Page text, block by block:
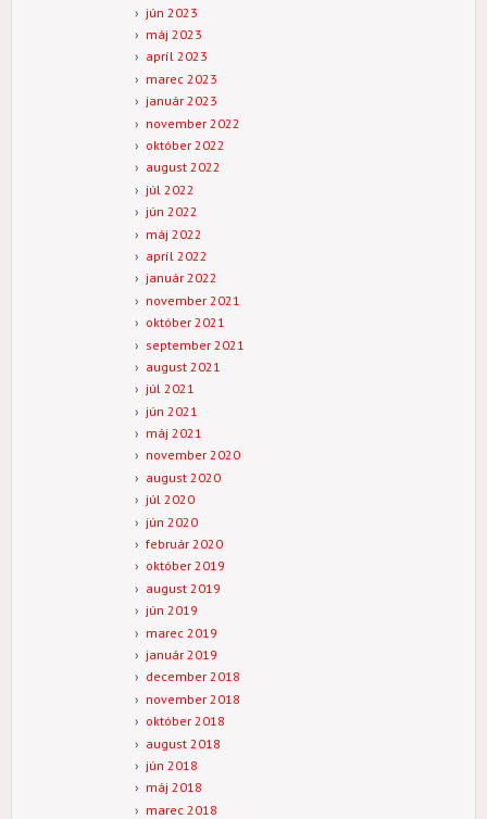
jún 2023
máj 2023
apríl 2023
marec 2023
január 2023
november 2022
október 2022
august 2022
júl 2022
jún 2022
máj 2022
apríl 2022
január 2022
november 2021
október 2021
september 2021
august 2021
júl 2021
jún 2021
máj 2021
november 2020
august 2020
júl 2020
jún 2020
február 2020
október 2019
august 2019
jún 2019
marec 2019
január 2019
december 2018
november 2018
október 2018
august 2018
jún 2018
máj 2018
marec 2018